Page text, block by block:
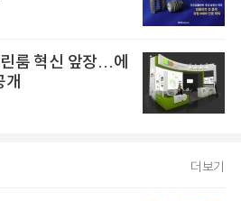
룸 혁신 앞장…에
개
더보기